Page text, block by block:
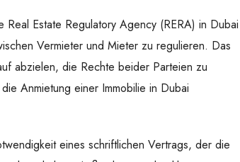
Estate Regulatory Agency (RERA) in Dubai
Vermieter und Mieter zu regulieren. Das
abzielen, die Rechte beider Parteien zu
Anmietung einer Immobilie in Dubai
eines schriftlichen Vertrags, der die